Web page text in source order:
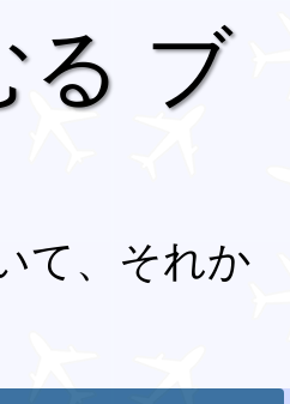
る ブ
て、それか